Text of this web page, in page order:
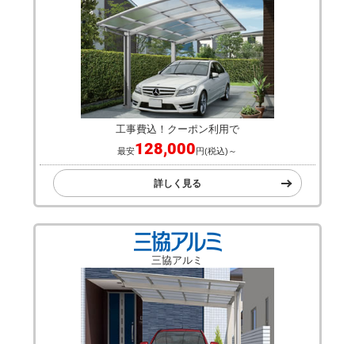
工事費込！クーポン利用で
最安128,000 円(税込)～
詳しく見る
三協アルミ